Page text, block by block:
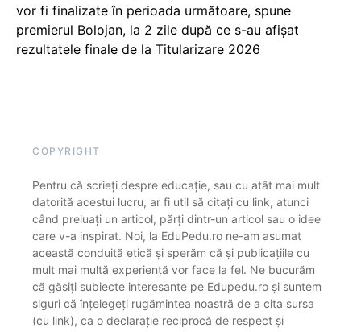
vor fi finalizate în perioada următoare, spune
premierul Bolojan, la 2 zile după ce s-au afișat
rezultatele finale de la Titularizare 2026
COPYRIGHT
Pentru că scrieți despre educație, sau cu atât mai mult
datorită acestui lucru, ar fi util să citați cu link, atunci
când preluați un articol, părți dintr-un articol sau o idee
care v-a inspirat. Noi, la EduPedu.ro ne-am asumat
această conduită etică și sperăm că și publicațiile cu
mult mai multă experiență vor face la fel. Ne bucurăm
că găsiți subiecte interesante pe Edupedu.ro și suntem
siguri că înțelegeți rugămintea noastră de a cita sursa
(cu link), ca o declarație reciprocă de respect și